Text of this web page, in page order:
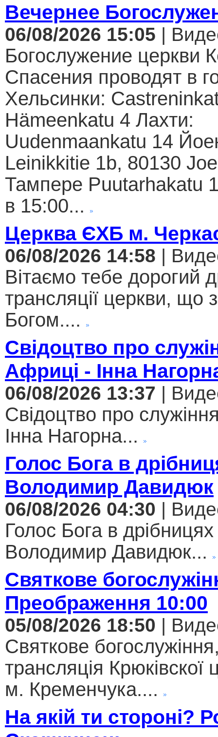
Вечернее
06/08/2026 15:05 |
Богослужение церкви
Спасения проводят в
Хельсинки:
Hämeenkatu 4 Лахти:
Uudenmaankatu 14
Leinikkitie 1b, 80130
Тампере Puutarhakatu
в 15:00...
Церква ЄХБ м.
06/08/2026 14:58 |
Вітаємо тебе дорогий
трансляції церкви, що
Богом....
Свідоцтво про
Африці - Інна
06/08/2026 13:37 |
Свідоцтво про
Інна Нагорна...
Голос Бога в
Володимир Давидюк
06/08/2026 04:30 |
Голос Бога в
Володимир Давидюк...
Святкове
Преображення 10:00
05/08/2026 18:50 |
Святкове
трансляція
м. Кременчука....
На якій ти стороні?